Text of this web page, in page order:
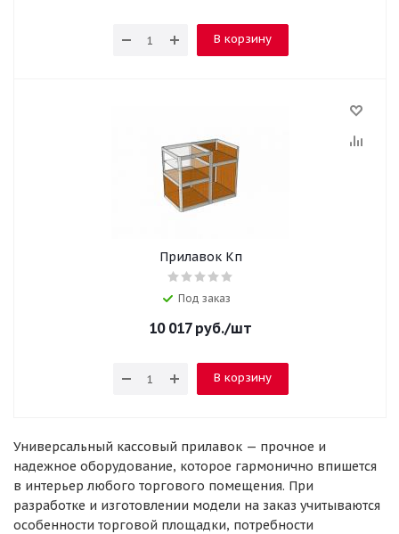
В корзину
Прилавок Кп
Под заказ
10 017руб./шт
В корзину
Универсальный кассовый прилавок — прочное и
надежное оборудование, которое гармонично впишется
в интерьер любого торгового помещения. При
разработке и изготовлении модели на заказ учитываются
особенности торговой площадки, потребности